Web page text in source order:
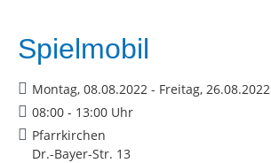
Spielmobil
Montag, 08.08.2022 - Freitag, 26.08.2022
08:00 - 13:00 Uhr
Pfarrkirchen
Dr.-Bayer-Str. 13